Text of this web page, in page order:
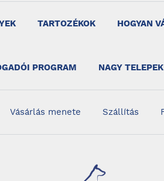
TARTOZÉKOK HOGYAN
PROGRAM NAGY
Vásárlás menete Szállítás